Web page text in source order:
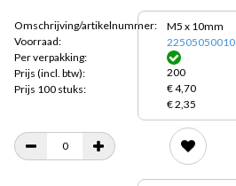
Omschrijving/artikelnummer:
Voorraad:
Per verpakking:
Prijs (incl. btw):
Prijs 100 stuks:
M5 x 10mm
22505050010
200
€ 4,70
€ 2,35